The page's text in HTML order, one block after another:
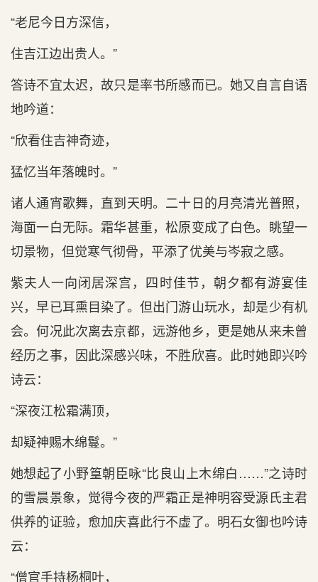
“老尼今日方深信，
住吉江边出贵人。 ”
答诗不宜太迟，故只是率书所感而已。她又自言自语
地吟道：
“欣看住吉神奇迹，
猛忆当年落魄时。 ”
诸人通宵歌舞，直到天明。二十日的月亮清光普照，
海面一白无际。霜华甚重，松原变成了白色。眺望一
切景物，但觉寒气彻骨，平添了优美与岑寂之感。
紫夫人一向闭居深宫，四时佳节，朝夕都有游宴佳
兴，早已耳熏目染了。但出门游山玩水，却是少有机
会。何况此次离去京都，远游他乡，更是她从来未曾
经历之事，因此深感兴味，不胜欣喜。此时她即兴吟
诗云：
“深夜江松霜满顶，
却疑神赐木绵鬘。 ”
她想起了小野篁朝臣咏“比良山上木绵白……”之诗时
的雪晨景象，觉得今夜的严霜正是神明容受源氏主君
供养的证验，愈加庆喜此行不虚了。明石女御也吟诗
云：
“僧官手持杨桐叶，